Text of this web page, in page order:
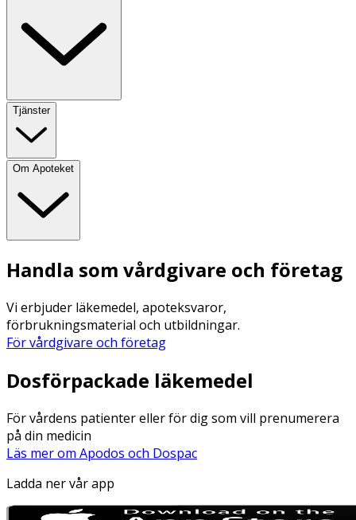
Tjänster
Om Apoteket
Handla som vårdgivare och företag
Vi erbjuder läkemedel, apoteksvaror,
förbrukningsmaterial och utbildningar.
För vårdgivare och företag
Dosförpackade läkemedel
För vårdens patienter eller för dig som vill prenumerera
på din medicin
Läs mer om Apodos och Dospac
Ladda ner vår app